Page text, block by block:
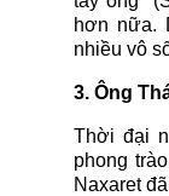
hơn nữa.
nhiều vô
3. Ông
Thời đại
phong
Naxaret